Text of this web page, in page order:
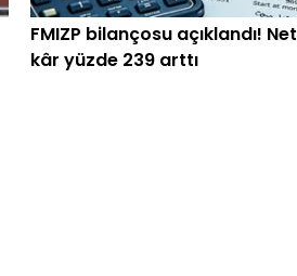
FMIZP bilançosu açıklandı! Net
kâr yüzde 239 arttı